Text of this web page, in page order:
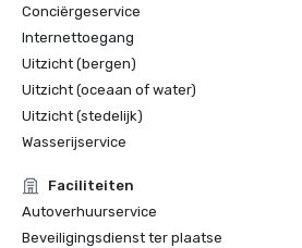
Conciërgeservice
Internettoegang
Uitzicht (bergen)
Uitzicht (oceaan of water)
Uitzicht (stedelijk)
Wasserijservice
Faciliteiten
Autoverhuurservice
Beveiligingsdienst ter plaatse